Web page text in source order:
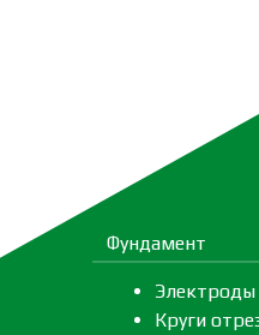
Фундамент
Электроды
Круги